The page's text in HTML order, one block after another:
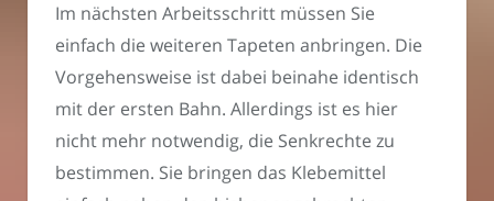
Im nächsten Arbeitsschritt müssen Sie
einfach die weiteren Tapeten anbringen. Die
Vorgehensweise ist dabei beinahe identisch
mit der ersten Bahn. Allerdings ist es hier
nicht mehr notwendig, die Senkrechte zu
bestimmen. Sie bringen das Klebemittel